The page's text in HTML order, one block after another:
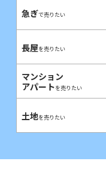
急ぎで売りたい
長屋を売りたい
マンション
アパートを売りたい
土地を売りたい